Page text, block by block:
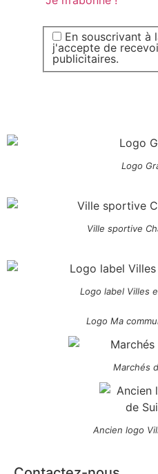
En souscrivant à
j'accepte de
publicitaires.
Logo
Ville sportive
Logo label Villes
Logo Ma
Marchés
Ancien logo